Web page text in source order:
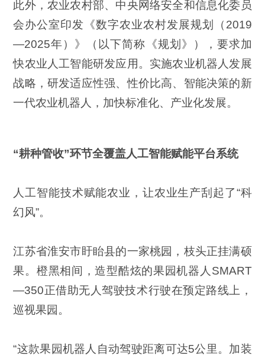
此外，农业农村部、中央网络安全和信息化委员
会办公室印发《数字农业农村发展规划（2019
—2025年）》（以下简称《规划》），要求加
快农业人工智能研发应用。实施农业机器人发展
战略，研发适应性强、性价比高、智能决策的新
一代农业机器人，加快标准化、产业化发展。
“耕种管收”环节全覆盖人工智能赋能平台系统
人工智能技术赋能农业，让农业生产刮起了“科
幻风”。
江苏省淮安市盱眙县的一家桃园，枝头正挂满硕
果。橙黑相间，造型酷炫的果园机器人SMART
—350正借助无人驾驶技术行驶在预定路线上，
巡视果园。
“这款果园机器人自动驾驶距离可达5公里。加装